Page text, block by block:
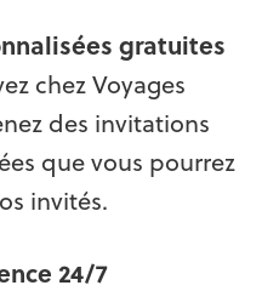
gratuites
chez Voyages
des invitations
que vous pourrez
invités.
24/7